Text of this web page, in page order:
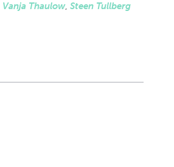
Vanja Thaulow, Steen Tullberg